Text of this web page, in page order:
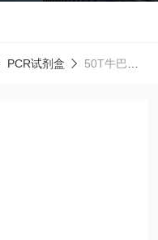
PCR试剂盒 50T牛巴贝斯虫病核酸检测试剂盒